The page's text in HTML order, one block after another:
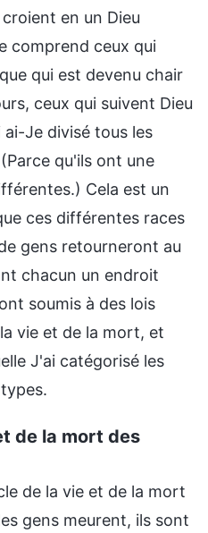
en un Dieu
comprend ceux qui
qui est devenu chair
ceux qui suivent Dieu
Je divisé tous les
qu'ils ont une
Cela est un
ces différentes races
gens retourneront au
chacun un endroit
soumis à des lois
vie et de la mort, et
J'ai catégorisé les
de la mort des
de la vie et de la mort
gens meurent, ils sont